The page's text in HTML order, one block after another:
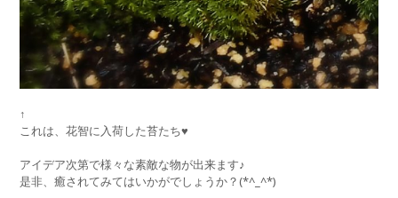
↑
これは、花智に入荷した苔たち♥
アイデア次第で様々な素敵な物が出来ます♪
是非、癒されてみてはいかがでしょうか？(*^_^*)